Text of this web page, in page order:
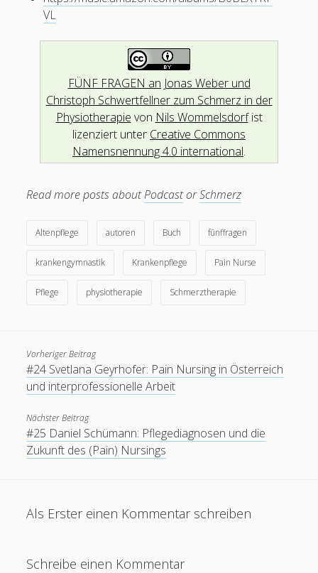
#02 Thomas Schaack: Christentum – Leiden und Schmerz am
#01 Matthias Grimme: Sadomasochismus, Schmerz, Lust und
#00 Ciara Demontaño: Die Philippinen – Community Health
Nurses, Hilot und Metamizol
Betreff
Ihre Nachricht
VL
FÜNF FRAGEN an Jonas Weber und
Christoph Schwertfellner zum Schmerz in der
Physiotherapie von Nils Wommelsdorfist
lizenziert unter Creative Commons
Namensnennung 4.0 international.
Read more posts aboutPodcastorSchmerz
Altenpflege autoren Buch fünffragen
krankengymnastik Krankenpflege Pain Nurse
Pflege physiotherapie Schmerztherapie
Vorheriger Beitrag
#24 Svetlana Geyrhofer: Pain Nursing in Österreich
und interprofessionelle Arbeit
Nächster Beitrag
#25 Daniel Schümann: Pflegediagnosen und die
Zukunft des (Pain) Nursings
Als Erster einen Kommentar schreiben
Schreibe einen Kommentar